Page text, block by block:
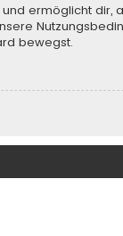
ermöglicht dir,
bewegst.